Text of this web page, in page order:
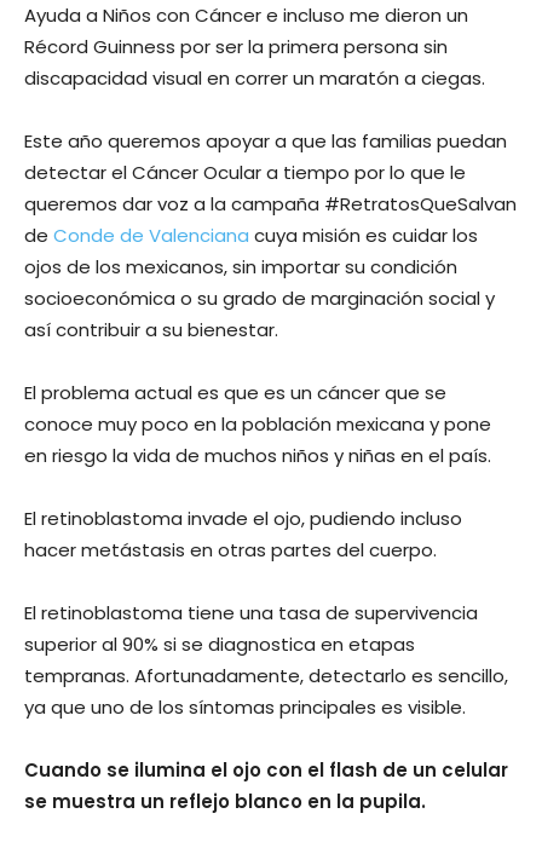
Ayuda a Niños con Cáncer e incluso me dieron un
Récord Guinness por ser la primera persona sin
discapacidad visual en correr un maratón a ciegas.
Este año queremos apoyar a que las familias puedan
detectar el Cáncer Ocular a tiempo por lo que le
queremos dar voz a la campaña #RetratosQueSalvan
de Conde de Valenciana cuya misión es cuidar los
ojos de los mexicanos, sin importar su condición
socioeconómica o su grado de marginación social y
así contribuir a su bienestar.
El problema actual es que es un cáncer que se
conoce muy poco en la población mexicana y pone
en riesgo la vida de muchos niños y niñas en el país.
El retinoblastoma invade el ojo, pudiendo incluso
hacer metástasis en otras partes del cuerpo.
El retinoblastoma tiene una tasa de supervivencia
superior al 90% si se diagnostica en etapas
tempranas. Afortunadamente, detectarlo es sencillo,
ya que uno de los síntomas principales es visible.
Cuando se ilumina el ojo con el flash de un celular
se muestra un reflejo blanco en la pupila.